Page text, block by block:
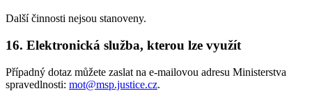
Další činnosti nejsou stanoveny.
16. Elektronická služba, kterou lze využít
Případný dotaz můžete zaslat na e-mailovou adresu Ministerstva
spravedlnosti: mot@msp.justice.cz.